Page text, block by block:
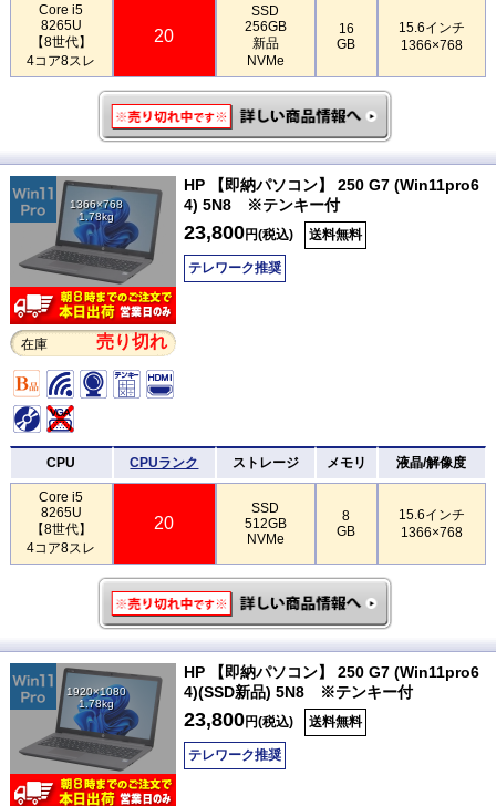
Core i5
8265U
【8世代】
4コア8スレ
20
SSD
256GB
新品
NVMe
16
GB
15.6インチ
1366×768
1366×768
1.78kg
在庫 売り切れ
HP 【即納パソコン】 250 G7 (Win11pro6
4) 5N8 ※テンキー付
23,800円(税込) 送料無料
テレワーク推奨
CPU CPUランク ストレージ メモリ 液晶/解像度
Core i5
8265U
【8世代】
4コア8スレ
20
SSD
512GB
NVMe
8
GB
15.6インチ
1366×768
1920×1080
1.78kg
HP 【即納パソコン】 250 G7 (Win11pro6
4)(SSD新品) 5N8 ※テンキー付
23,800円(税込) 送料無料
テレワーク推奨